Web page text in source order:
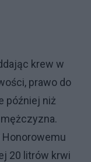
krew w
prawo do
później niż
Honorowemu
20 litrów krwi